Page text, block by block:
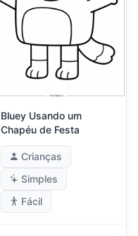
Bluey Usando um
Chapéu de Festa
Crianças
Simples
Fácil